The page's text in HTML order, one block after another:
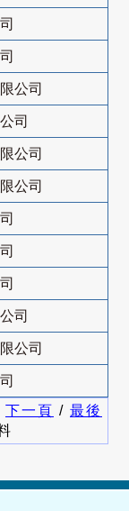
公司
司
公司
公司
司
公司
下一頁 / 最後